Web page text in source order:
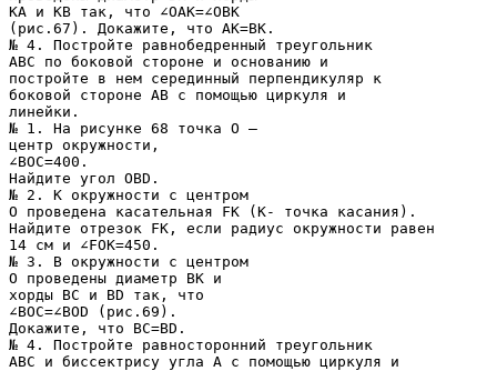
KA и KB так, что ∠OAK=∠OBK
(рис.67). Докажите, что AK=BK.
№ 4. Постройте равнобедренный треугольник
АВС по боковой стороне и основанию и
постройте в нем серединный перпендикуляр к
боковой стороне АВ с помощью циркуля и
линейки.
№ 1. На рисунке 68 точка О –
центр окружности,
∠BOC=400.
Найдите угол OBD.
№ 2. К окружности с центром
О проведена касательная FK (K- точка касания).
Найдите отрезок FK, если радиус окружности равен
14 см и ∠FOK=450.
№ 3. В окружности с центром
О проведены диаметр BK и
хорды BC и BD так, что
∠BOC=∠BOD (рис.69).
Докажите, что BC=BD.
№ 4. Постройте равносторонний треугольник
АВС и биссектрису угла А с помощью циркуля и